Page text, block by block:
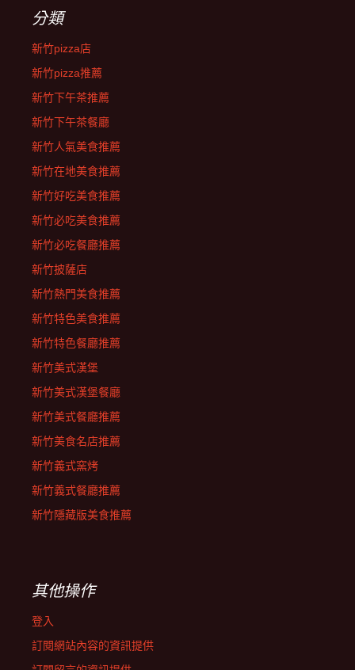
分類
新竹pizza店
新竹pizza推薦
新竹下午茶推薦
新竹下午茶餐廳
新竹人氣美食推薦
新竹在地美食推薦
新竹好吃美食推薦
新竹必吃美食推薦
新竹必吃餐廳推薦
新竹披薩店
新竹熱門美食推薦
新竹特色美食推薦
新竹特色餐廳推薦
新竹美式漢堡
新竹美式漢堡餐廳
新竹美式餐廳推薦
新竹美食名店推薦
新竹義式窯烤
新竹義式餐廳推薦
新竹隱藏版美食推薦
其他操作
登入
訂閱網站內容的資訊提供